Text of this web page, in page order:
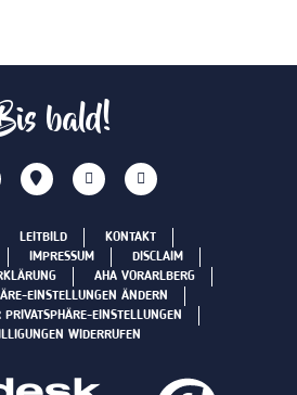
bald!
LEITBILD
KONTAKT
IMPRESSUM
DISCLAIM
AHA VORARLBERG
EINSTELLUNGEN ÄNDERN
PRIVATSPHÄRE-EINSTELLUNGEN
WIDERRUFEN